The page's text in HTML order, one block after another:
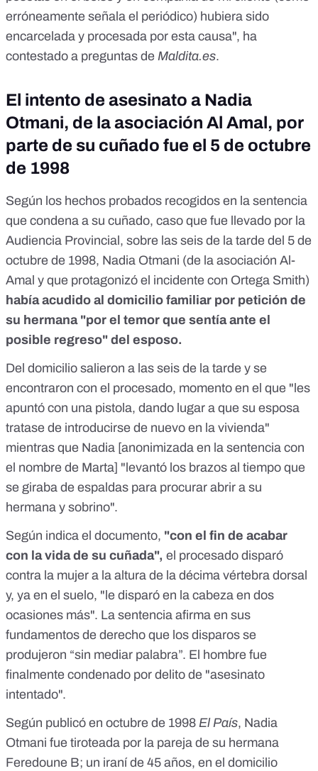
erróneamente señala el periódico) hubiera sido
encarcelada y procesada por esta causa", ha
contestado a preguntas de Maldita.es.
El intento de asesinato a Nadia
Otmani, de la asociación Al Amal, por
parte de su cuñado fue el 5 de octubre
de 1998
Según los hechos probados recogidos en la sentencia
que condena a su cuñado, caso que fue llevado por la
Audiencia Provincial, sobre las seis de la tarde del 5 de
octubre de 1998, Nadia Otmani (de la asociación Al-
Amal y que protagonizó el incidente con Ortega Smith)
había acudido al domicilio familiar por petición de
su hermana "por el temor que sentía ante el
posible regreso" del esposo.
Del domicilio salieron a las seis de la tarde y se
encontraron con el procesado, momento en el que "les
apuntó con una pistola, dando lugar a que su esposa
tratase de introducirse de nuevo en la vivienda"
mientras que Nadia [anonimizada en la sentencia con
el nombre de Marta] "levantó los brazos al tiempo que
se giraba de espaldas para procurar abrir a su
hermana y sobrino".
Según indica el documento, "con el fin de acabar
con la vida de su cuñada", el procesado disparó
contra la mujer a la altura de la décima vértebra dorsal
y, ya en el suelo, "le disparó en la cabeza en dos
ocasiones más". La sentencia afirma en sus
fundamentos de derecho que los disparos se
produjeron “sin mediar palabra”. El hombre fue
finalmente condenado por delito de "asesinato
intentado".
Según publicó en octubre de 1998 El País, Nadia
Otmani fue tiroteada por la pareja de su hermana
Feredoune B; un iraní de 45 años, en el domicilio